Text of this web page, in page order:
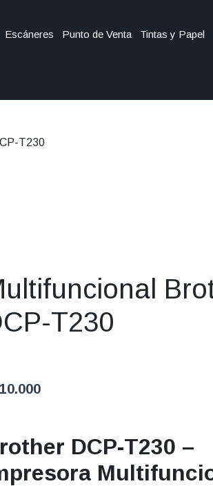
Escáneres Punto de Venta Tintas y Papel
T230
T230
DCP-T230 –